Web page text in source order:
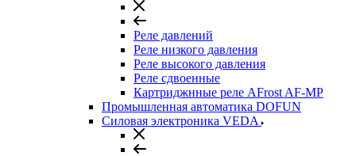
Реле давлений
Реле низкого давления
Реле высокого давления
Реле сдвоенные
Картриджнные реле AFrost AF-MP
Промышленная автоматика DOFUN
Силовая электроника VEDA